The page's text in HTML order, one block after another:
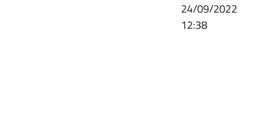
24/09/2022
12:38